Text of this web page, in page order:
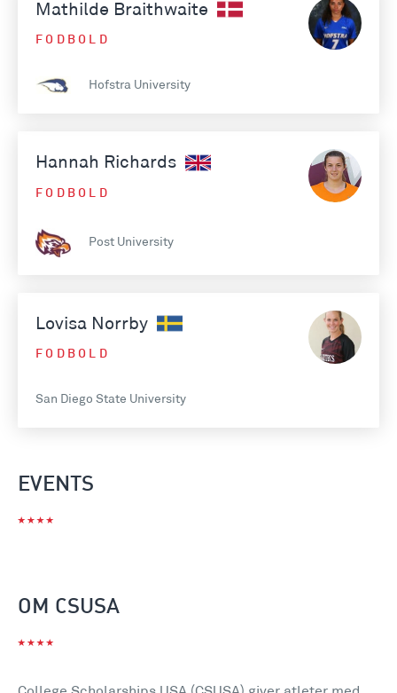
Mathilde Braithwaite
FODBOLD
Hofstra University
Hannah Richards
FODBOLD
Post University
Lovisa Norrby
FODBOLD
San Diego State University
EVENTS
OM CSUSA